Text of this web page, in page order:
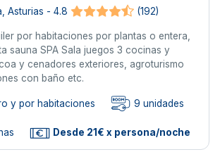
Asturias - 4.8 (192)
por habitaciones por plantas o entera,
sauna SPA Sala juegos 3 cocinas y
y cenadores exteriores, agroturismo
con baño etc.
y por habitaciones 9 unidades
Desde 21€ x persona/noche